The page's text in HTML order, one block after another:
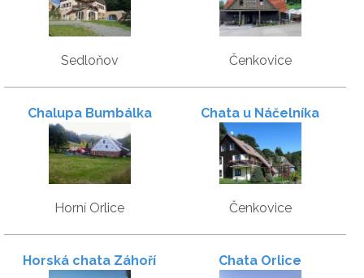
Sedloňov Čenkovice
Chalupa Bumbálka
Horní Orlice
Chata u Náčelníka
Čenkovice
Horská chata Záhoří Chata Orlice